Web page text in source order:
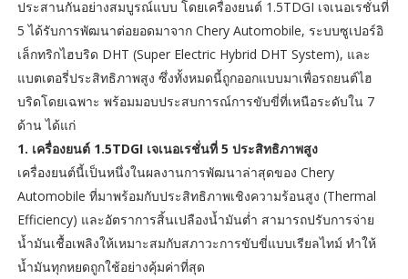
ประสานกันอย่างสมบูรณ์แบบ โดยเครื่องยนต์ 1.5TDGI เจเนอเรชั่นที่
5 ได้รับการพัฒนาต่อยอดมาจาก Chery Automobile, ระบบซูเปอร์อิ
เล็กทริกไฮบริด DHT (Super Electric Hybrid DHT System), และ
แบตเตอรี่ประสิทธิภาพสูง ซึ่งทั้งหมดนี้ถูกออกแบบมาเพื่อรถยนต์ไฮ
บริดโดยเฉพาะ พร้อมมอบประสบการณ์การขับขี่ที่เหนือระดับใน 7
ด้าน ได้แก่
1. เครื่องยนต์ 1.5TDGI เจเนอเรชั่นที่ 5 ประสิทธิภาพสูง
เครื่องยนต์นี้เป็นหนึ่งในผลงานการพัฒนาล่าสุดของ Chery
Automobile ที่มาพร้อมกับประสิทธิภาพเชิงความร้อนสูง (Thermal
Efficiency) และอัตราการสิ้นเปลืองน้ำมันต่ำ สามารถปรับการจ่าย
น้ำมันเชื้อเพลิงให้เหมาะสมกับสภาวะการขับขี่แบบเรียลไทม์ ทำให้
น้ำมันทุกหยดถูกใช้อย่างคุ้มค่าที่สุด